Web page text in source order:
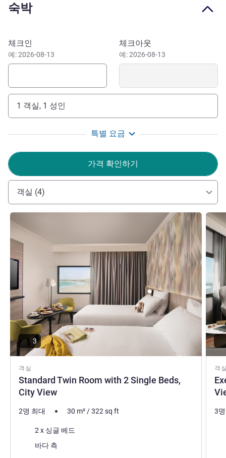
Museum and Anzota Caves. If you stay at the Novotel
championships, which take place every winter.
Looking for a hotel in Arica for business trips or holidays?
Benefit from the hotel's location facing Chinchorro Beach
and enjoy! Book now!
the region of Arica and Parinacota, the best location for
business, tourism and family trips."
Gloria Behrmann 호텔 관리
숙박
이 호텔 예약하기
체크인
예: 2026-08-13
체크아웃
예: 2026-08-13
1 객실, 1 성인
특별 요금
가격 확인하기
객실 (4)
객실
Standard Twin Room with 2 Single Beds,
City View
세부 정보 보기
3
2명 최대 30 m²/322sq ft
2 x 싱글 베드
바다 측
객
세부
3